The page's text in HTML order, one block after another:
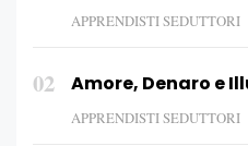
APPRENDISTI SEDUTTORI
02 Amore, Denaro e
APPRENDISTI SEDUTTORI